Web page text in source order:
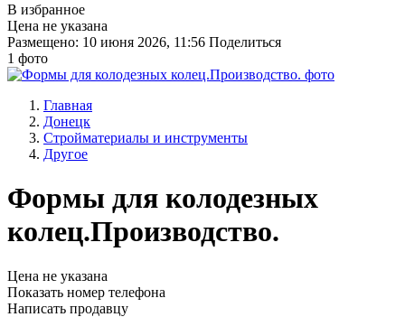
В избранное
Цена не указана
Размещено: 10 июня 2026, 11:56 Поделиться
1 фото
Главная
Донецк
Стройматериалы и инструменты
Другое
Формы для колодезных
колец.Производство.
Цена не указана
Показать номер телефона
Написать продавцу